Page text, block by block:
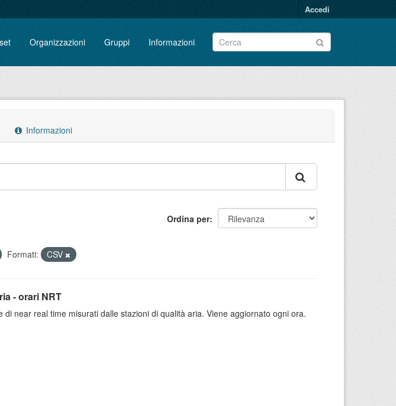
Accedi
Organizzazioni Gruppi Informazioni
Informazioni
Ordina per
Formati: CSV
- orari NRT
near real time misurati dalle stazioni di qualità aria. Viene aggiornato ogni ora.